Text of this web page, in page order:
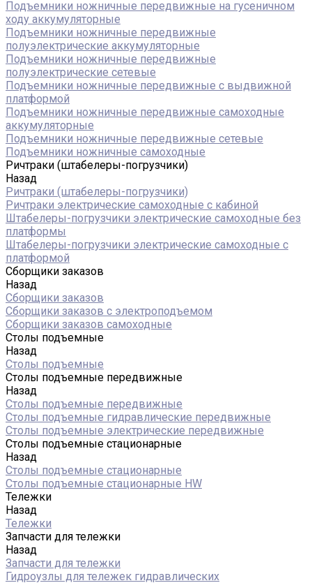
Подъемники ножничные передвижные на гусеничном
ходу аккумуляторные
Подъемники ножничные передвижные
полуэлектрические аккумуляторные
Подъемники ножничные передвижные
полуэлектрические сетевые
Подъемники ножничные передвижные с выдвижной
платформой
Подъемники ножничные передвижные самоходные
аккумуляторные
Подъемники ножничные передвижные сетевые
Подъемники ножничные самоходные
Ричтраки (штабелеры-погрузчики)
Назад
Ричтраки (штабелеры-погрузчики)
Ричтраки электрические самоходные с кабиной
Штабелеры-погрузчики электрические самоходные без
платформы
Штабелеры-погрузчики электрические самоходные с
платформой
Сборщики заказов
Назад
Сборщики заказов
Сборщики заказов с электроподъемом
Сборщики заказов самоходные
Столы подъемные
Назад
Столы подъемные
Столы подъемные передвижные
Назад
Столы подъемные передвижные
Столы подъемные гидравлические передвижные
Столы подъемные электрические передвижные
Столы подъемные стационарные
Назад
Столы подъемные стационарные
Столы подъемные стационарные HW
Тележки
Назад
Тележки
Запчасти для тележки
Назад
Запчасти для тележки
Гидроузлы для тележек гидравлических